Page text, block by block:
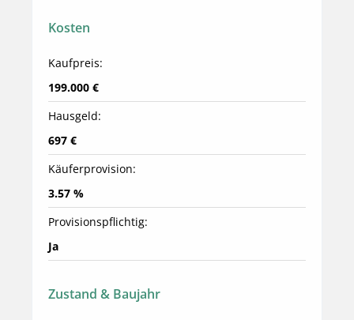
Kosten
Kaufpreis:
199.000 €
Hausgeld:
697 €
Käuferprovision:
3.57 %
Provisionspflichtig:
Ja
Zustand & Baujahr